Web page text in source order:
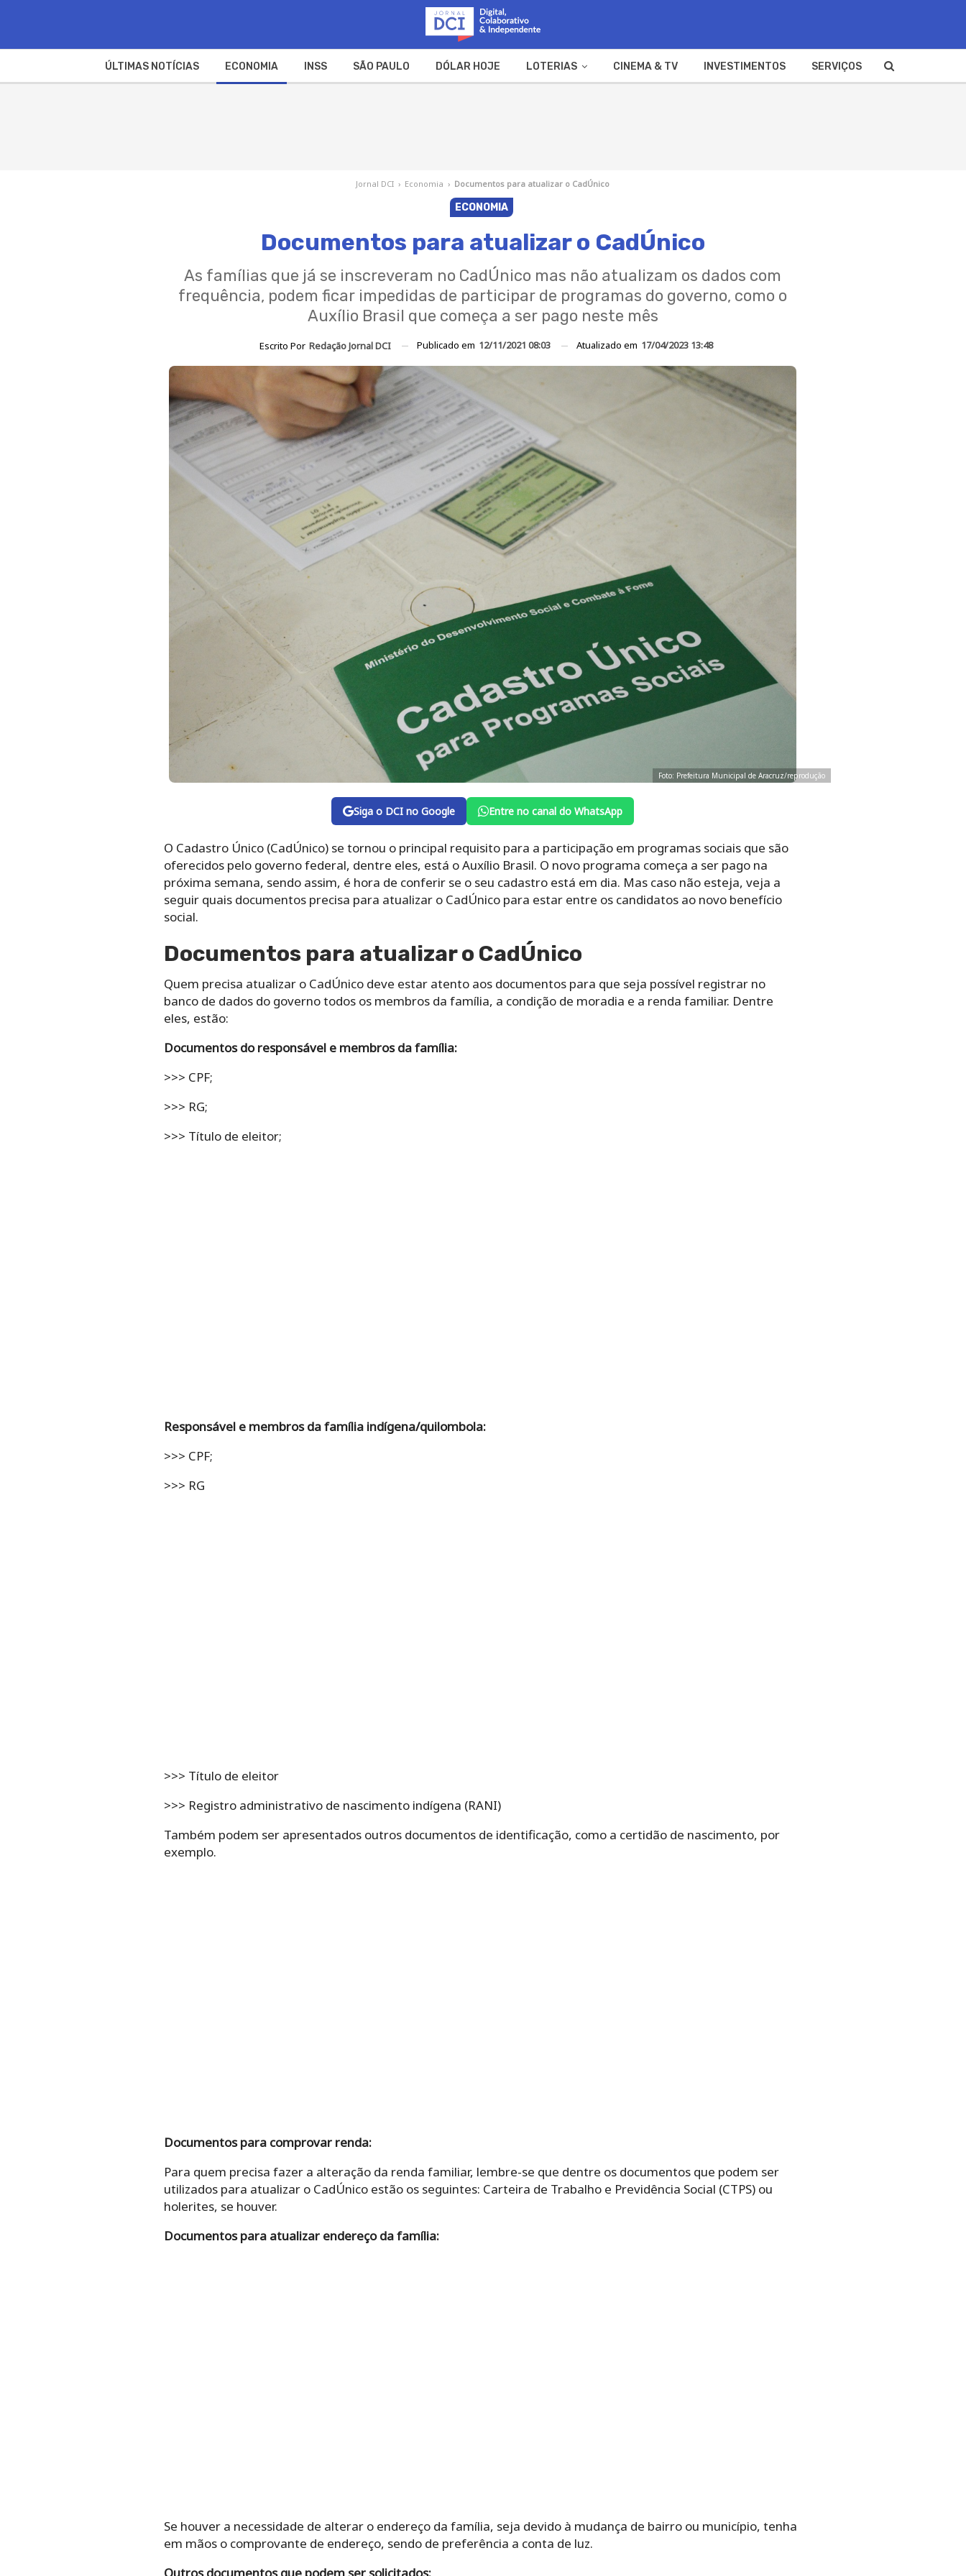
ÚLTIMAS NOTÍCIAS ECONOMIA INSS SÃO PAULO DÓLAR HOJE LOTERIAS CINEMA & TV INVESTIMENTOS SERVIÇOS
Jornal DCI › Economia › Documentos para atualizar o CadÚnico
ECONOMIA
Documentos para atualizar o CadÚnico
As famílias que já se inscreveram no CadÚnico mas não atualizam os dados com
frequência, podem ficar impedidas de participar de programas do governo, como o
Auxílio Brasil que começa a ser pago neste mês
Escrito Por Redação Jornal DCI Publicado em 12/11/2021 08:03 Atualizado em 17/04/2023 13:48
Foto: Prefeitura Municipal de Aracruz/reprodução
Siga o DCI no Google Entre no canal do WhatsApp
O Cadastro Único (CadÚnico) se tornou o principal requisito para a participação em programas sociais que são
oferecidos pelo governo federal, dentre eles, está o Auxílio Brasil. O novo programa começa a ser pago na
próxima semana, sendo assim, é hora de conferir se o seu cadastro está em dia. Mas caso não esteja, veja a
seguir quais documentos precisa para atualizar o CadÚnico para estar entre os candidatos ao novo benefício
social.
Documentos para atualizar o CadÚnico
Quem precisa atualizar o CadÚnico deve estar atento aos documentos para que seja possível registrar no
banco de dados do governo todos os membros da família, a condição de moradia e a renda familiar. Dentre
eles, estão:
Documentos do responsável e membros da família:
>>> CPF;
>>> RG;
>>> Título de eleitor;
Responsável e membros da família indígena/quilombola:
>>> CPF;
>>> RG
>>> Título de eleitor
>>> Registro administrativo de nascimento indígena (RANI)
Também podem ser apresentados outros documentos de identificação, como a certidão de nascimento, por
exemplo.
Documentos para comprovar renda:
Para quem precisa fazer a alteração da renda familiar, lembre-se que dentre os documentos que podem ser
utilizados para atualizar o CadÚnico estão os seguintes: Carteira de Trabalho e Previdência Social (CTPS) ou
holerites, se houver.
Documentos para atualizar endereço da família:
Se houver a necessidade de alterar o endereço da família, seja devido à mudança de bairro ou município, tenha
em mãos o comprovante de endereço, sendo de preferência a conta de luz.